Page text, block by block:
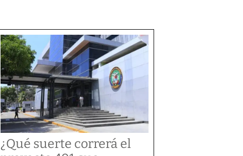
¿Qué suerte correrá el